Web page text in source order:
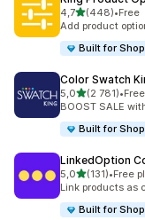
4,7av 5 stjerner
(448)
Totalt 448 omtaler
•Free
Add product
Built for
Color Swatch
5,0av 5 stjerner
(2 781)
Totalt 2781 •
BOOST SALE
Built for
LinkedOption
5,0av 5 stjerner
(131)
Totalt 131 omtaler
•Free
Link products as
Built for